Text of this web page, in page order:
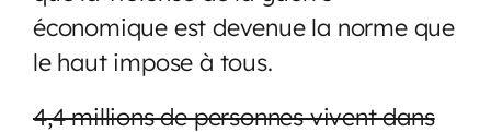
économique est devenue la norme que
le haut impose à tous.
4,4 millions de personnes vivent dans